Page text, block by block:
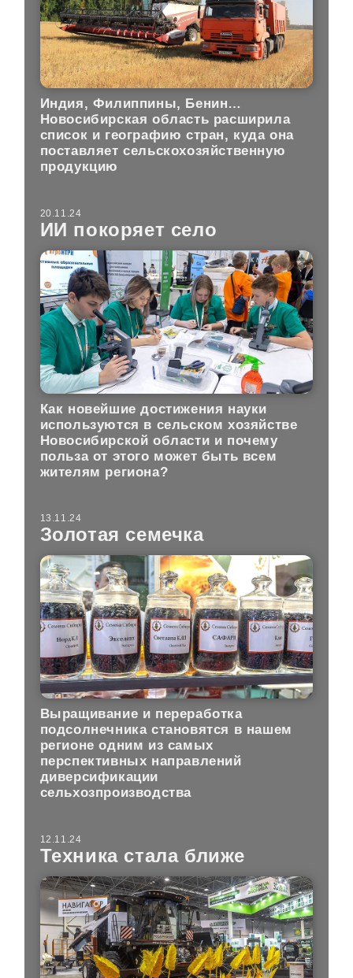
Индия, Филиппины, Бенин…
Новосибирская область расширила
список и географию стран, куда она
поставляет сельскохозяйственную
продукцию
20.11.24
ИИ покоряет село
Как новейшие достижения науки
используются в сельском хозяйстве
Новосибирской области и почему
польза от этого может быть всем
жителям региона?
13.11.24
Золотая семечка
Выращивание и переработка
подсолнечника становятся в нашем
регионе одним из самых
перспективных направлений
диверсификации
сельхозпроизводства
12.11.24
Техника стала ближе